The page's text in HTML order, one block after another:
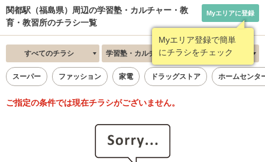
関都駅（福島県）周辺の学習塾・カルチャー・教
育・教習所のチラシ一覧
Myエリア登録で簡単
にチラシをチェック
Myエリアに登録
すべてのチラシ 学習塾・カルチャー・教育・教習所 新着順
スーパー ファッション 家電 ドラッグストア ホームセンタ
ご指定の条件では現在チラシがございません。